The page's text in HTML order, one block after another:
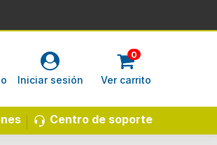
Iniciar sesión
0
Ver carrito
Centro de soporte